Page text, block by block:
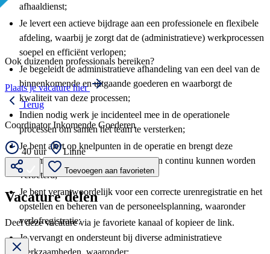
afhaaldienst;
Je levert een actieve bijdrage aan een professionele en flexibele
afdeling, waarbij je zorgt dat de (administratieve) werkprocessen
soepel en efficiënt verlopen;
Je begeleidt de administratieve afhandeling van een deel van de
binnenkomende en uitgaande goederen en waarborgt de
kwaliteit van deze processen;
Indien nodig werk je incidenteel mee in de operationele
processen om samen het team te versterken;
Je bent alert op knelpunten in de operatie en brengt deze
systematisch in kaart, zodat processen continu kunnen worden
verbeterd;
Je bent verantwoordelijk voor een correcte urenregistratie en het
opstellen en beheren van de personeelsplanning, waaronder
verlofregistratie;
Je vervangt en ondersteunt bij diverse administratieve
werkzaamheden, waaronder;
Ook duizenden professionals bereiken?
Plaats je vacature hier
Terug
Coordinator Inkomende Goederen
40 uur Linne
Toevoegen aan favorieten
Vacature delen
Deel deze vacature via je favoriete kanaal of kopieer de link.